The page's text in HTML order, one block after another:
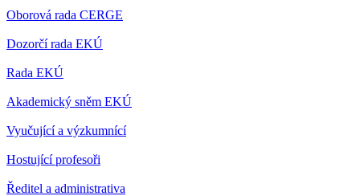
Oborová rada CERGE
Dozorčí rada EKÚ
Rada EKÚ
Akademický sněm EKÚ
Vyučující a výzkumnící
Hostující profesoři
Ředitel a administrativa